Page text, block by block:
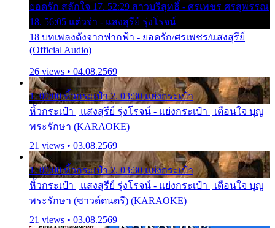
ยอดรัก สลักใจ 17. 52:29 สาวบริสุทธิ์ - ศรเพชร ศรสุพรรณ
18. 56:05 แต๋วจ๋า - แสงสุรีย์ รุ่งโรจน์
18 บทเพลงดังจากฟากฟ้า - ยอดรัก/ศรเพชร/แสงสุรีย์
(Official Audio)
26 views • 04.08.2569
1. 00:00 หิ้วกระเป๋า 2. 03:30 แย่งกระเป๋า
หิ้วกระเป๋า | แสงสุรีย์ รุ่งโรจน์ - แย่งกระเป๋า | เตือนใจ บุญ
พระรักษา (KARAOKE)
21 views • 03.08.2569
1. 00:00 หิ้วกระเป๋า 2. 03:30 แย่งกระเป๋า
หิ้วกระเป๋า | แสงสุรีย์ รุ่งโรจน์ - แย่งกระเป๋า | เตือนใจ บุญ
พระรักษา (ซาวด์ดนตรี) (KARAOKE)
21 views • 03.08.2569